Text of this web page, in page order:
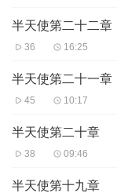
半天使第二十二章
36 16:25
半天使第二十一章
45 10:17
半天使第二十章
38 09:46
半天使第十九章